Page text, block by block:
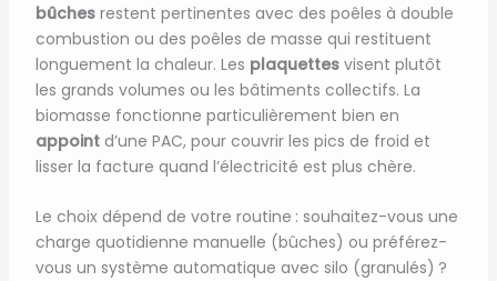
bûchesrestent pertinentes avec des poêles à double
combustion ou des poêles de masse qui restituent
longuement la chaleur. Les plaquettesvisent plutôt
les grands volumes ou les bâtiments collectifs. La
biomasse fonctionne particulièrement bien en
appointd’une PAC, pour couvrir les pics de froid et
lisser la facture quand l’électricité est plus chère.
Le choix dépend de votre routine : souhaitez-vous une
charge quotidienne manuelle (bûches) ou préférez-
vous un système automatique avec silo (granulés) ?